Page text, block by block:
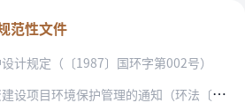
范性文件
计规定（〔1987〕国环字第002号）
目环境保护管理的通知（环法〔1992〕57号）